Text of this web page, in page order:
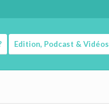
Edition, Podcast & Vidéos